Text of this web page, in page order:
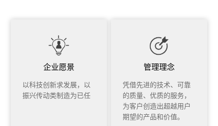
企业愿景
以科技创新求发展，以
振兴传动类制造为已任
管理理念
凭借先进的技术、可靠
的质量、优质的服务，
为客户创造出超越用户
期望的产品和价值。